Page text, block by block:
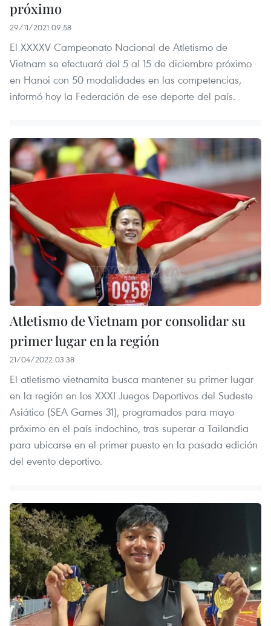
próximo
29/11/2021 09:58
El XXXXV Campeonato Nacional de Atletismo de
Vietnam se efectuará del 5 al 15 de diciembre próximo
en Hanoi con 50 modalidades en las competencias,
informó hoy la Federación de ese deporte del país.
Atletismo de Vietnam por consolidar su
primer lugar en la región
21/04/2022 03:38
El atletismo vietnamita busca mantener su primer lugar
en la región en los XXXI Juegos Deportivos del Sudeste
Asiático (SEA Games 31), programados para mayo
próximo en el país indochino, tras superar a Tailandia
para ubicarse en el primer puesto en la pasada edición
del evento deportivo.